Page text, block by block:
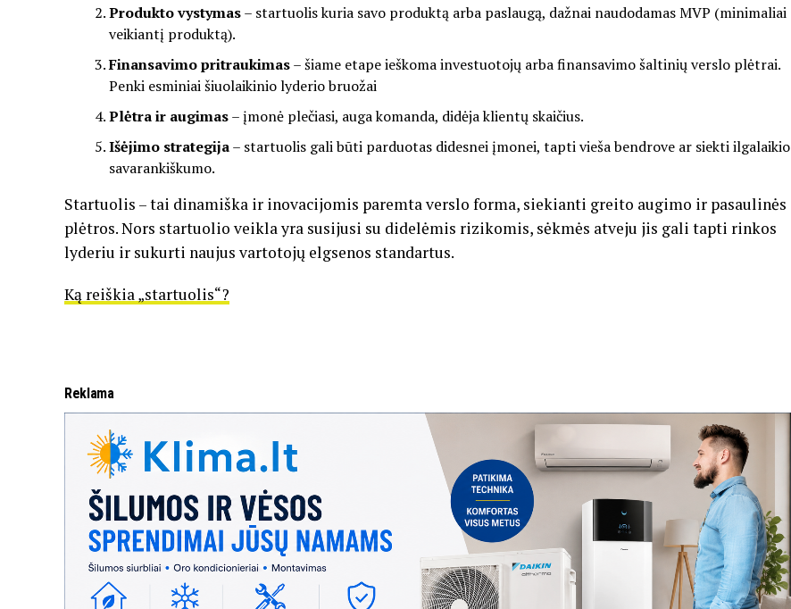
Produkto vystymas– startuolis kuria savo produktą arba paslaugą, dažnai naudodamas MVP (minimaliai
veikiantį produktą).
Finansavimo pritraukimas– šiame etape ieškoma investuotojų arba finansavimo šaltinių verslo plėtrai.
Penki esminiai šiuolaikinio lyderio bruožai
Plėtra ir augimas– įmonė plečiasi, auga komanda, didėja klientų skaičius.
Išėjimo strategija– startuolis gali būti parduotas didesnei įmonei, tapti vieša bendrove ar siekti ilgalaikio
savarankiškumo.
Startuolis – tai dinamiška ir inovacijomis paremta verslo forma, siekianti greito augimo ir pasaulinės
plėtros. Nors startuolio veikla yra susijusi su didelėmis rizikomis, sėkmės atveju jis gali tapti rinkos
lyderiu ir sukurti naujus vartotojų elgsenos standartus.
Ką reiškia „startuolis“?
Reklama